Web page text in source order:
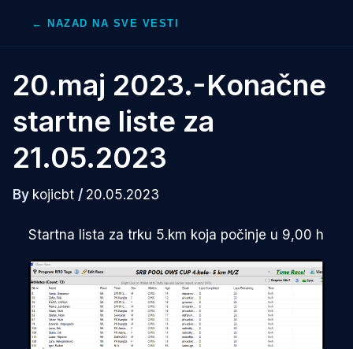
← NAZAD NA SVE VESTI
20.maj 2023.-Konačne
startne liste za
21.05.2023
By kojicbt / 20.05.2023
Startna lista za trku 5.km koja počinje u 9,00 h